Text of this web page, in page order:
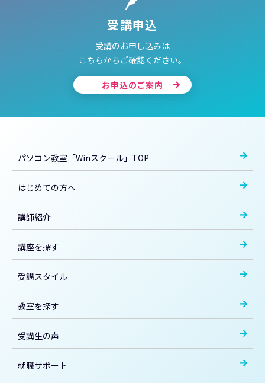
受講申込
受講のお申し込みは
こちらからご確認ください。
お申込のご案内
パソコン教室「Winスクール」TOP
はじめての方へ
講師紹介
講座を探す
受講スタイル
教室を探す
受講生の声
就職サポート